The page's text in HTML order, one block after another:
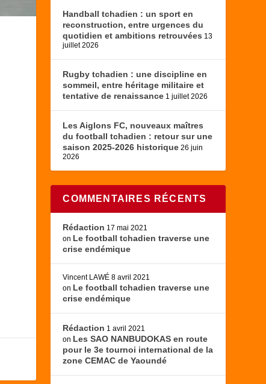
Handball tchadien : un sport en
reconstruction, entre urgences du
quotidien et ambitions retrouvées 13
juillet 2026
Rugby tchadien : une discipline en
sommeil, entre héritage militaire et
tentative de renaissance 1 juillet 2026
Les Aiglons FC, nouveaux maîtres
du football tchadien : retour sur une
saison 2025-2026 historique 26 juin
2026
COMMENTAIRES RÉCENTS
Rédaction 17 mai 2021
on Le football tchadien traverse une
crise endémique
Vincent LAWÉ 8 avril 2021
on Le football tchadien traverse une
crise endémique
Rédaction 1 avril 2021
on Les SAO NANBUDOKAS en route
pour le 3e tournoi international de la
zone CEMAC de Yaoundé